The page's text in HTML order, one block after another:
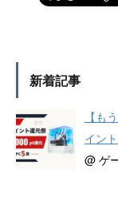
新着記事
【も
イン
@ ゲ